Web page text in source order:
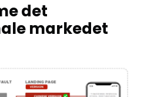
det
markedet